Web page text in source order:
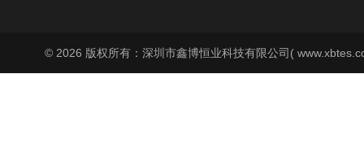
© 2026 版权所有：深圳市鑫博恒业科技有限公司(